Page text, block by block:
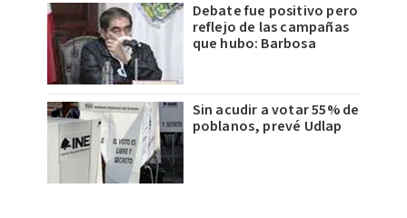
Debate fue positivo pero
reflejo de las campañas
que hubo: Barbosa
Sin acudir a votar 55% de
poblanos, prevé Udlap